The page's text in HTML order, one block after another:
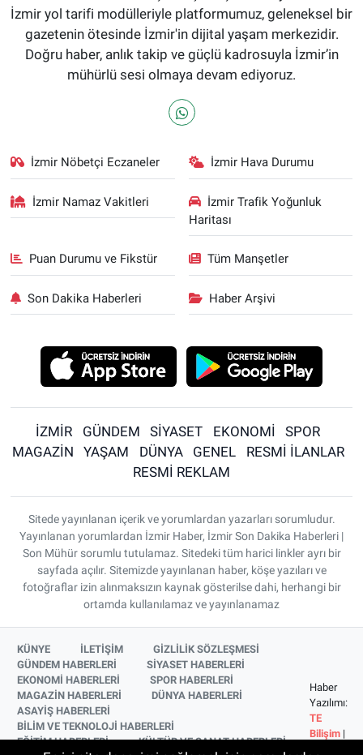
İzmir yol tarifi modülleriyle platformumuz, geleneksel bir
gazetenin ötesinde İzmir'in dijital yaşam merkezidir.
Doğru haber, anlık takip ve güçlü kadrosuyla İzmir’in
mühürlü sesi olmaya devam ediyoruz.
İzmir Nöbetçi Eczaneler İzmir Hava Durumu
İzmir Namaz Vakitleri
İzmir Trafik Yoğunluk
Haritası
Puan Durumu ve Fikstür Tüm Manşetler
Son Dakika Haberleri Haber Arşivi
İZMİR GÜNDEM SİYASET EKONOMİ
SPOR
MAGAZİN
YAŞAM DÜNYA GENEL
RESMİ İLANLAR
RESMİ REKLAM
Sitede yayınlanan içerik ve yorumlardan yazarları sorumludur.
Yayınlanan yorumlardan İzmir Haber, İzmir Son Dakika Haberleri |
Son Mühür sorumlu tutulamaz. Sitedeki tüm harici linkler ayrı bir
sayfada açılır. Sitemizde yayınlanan haber, köşe yazıları ve
fotoğraflar izin alınmaksızın kaynak gösterilse dahi, herhangi bir
ortamda kullanılamaz ve yayınlanamaz
KÜNYE İLETİŞİM
GİZLİLİK SÖZLEŞMESİ
GÜNDEM HABERLERİ
SİYASET HABERLERİ
EKONOMİ HABERLERİ
SPOR HABERLERİ
MAGAZİN HABERLERİ
DÜNYA HABERLERİ
ASAYİŞ HABERLERİ
BİLİM VE TEKNOLOJİ HABERLERİ
EĞİTİM HABERLERİ
KÜLTÜR VE SANAT HABERLERİ
Haber
Yazılımı:
TE
Bilişim |